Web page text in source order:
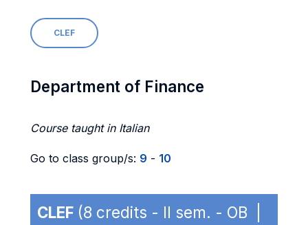
CLEF
Department of Finance
Course taught in Italian
Go to class group/s: 9 - 10
CLEF (8 credits - II sem. - OB |